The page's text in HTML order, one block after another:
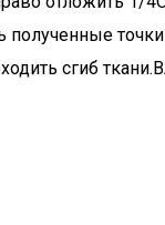
полученные
сгиб